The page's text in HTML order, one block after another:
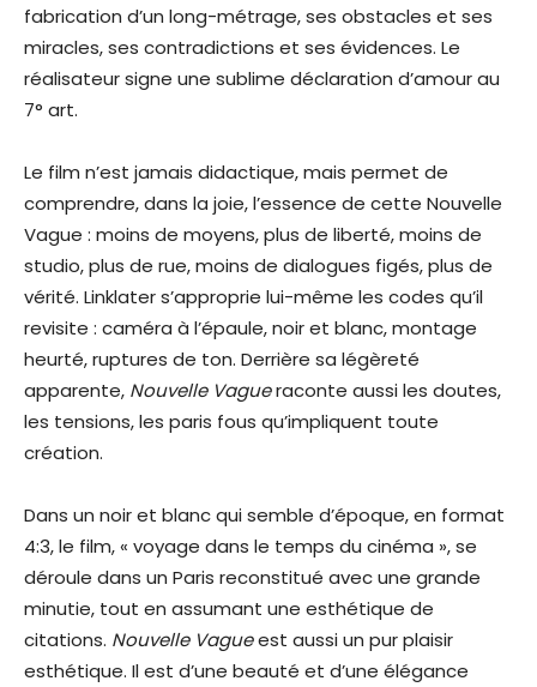
fabrication d’un long-métrage, ses obstacles et ses
miracles, ses contradictions et ses évidences. Le
réalisateur signe une sublime déclaration d’amour au
7° art.
Le film n’est jamais didactique, mais permet de
comprendre, dans la joie, l’essence de cette Nouvelle
Vague : moins de moyens, plus de liberté, moins de
studio, plus de rue, moins de dialogues figés, plus de
vérité. Linklater s’approprie lui-même les codes qu’il
revisite : caméra à l’épaule, noir et blanc, montage
heurté, ruptures de ton. Derrière sa légèreté
apparente, Nouvelle Vagueraconte aussi les doutes,
les tensions, les paris fous qu’impliquent toute
création.
Dans un noir et blanc qui semble d’époque, en format
4:3, le film, « voyage dans le temps du cinéma », se
déroule dans un Paris reconstitué avec une grande
minutie, tout en assumant une esthétique de
citations. Nouvelle Vagueest aussi un pur plaisir
esthétique. Il est d’une beauté et d’une élégance